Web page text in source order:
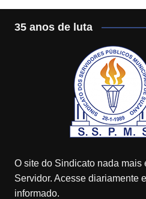
35 anos de luta
O site do Sindicato nada mais
Servidor. Acesse diariamente
informado.